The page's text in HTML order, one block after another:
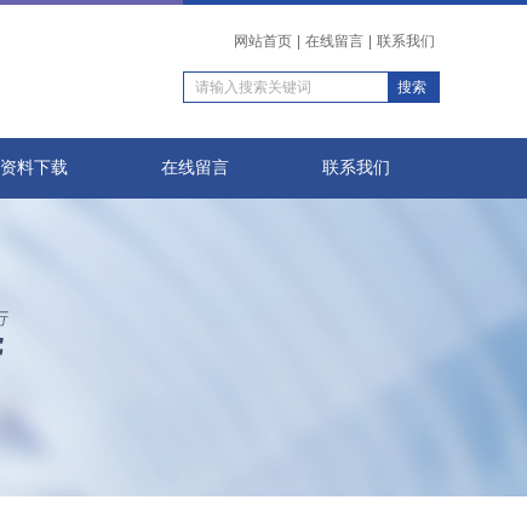
网站首页 在线留言 联系我们
资料下载 在线留言 联系我们